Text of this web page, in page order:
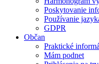
Poskytovanie
Používanie
GDPR
Občan
Praktické
Mám podnet